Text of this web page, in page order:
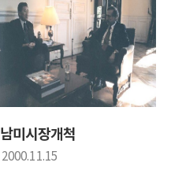
남미시장개척
2000.11.15